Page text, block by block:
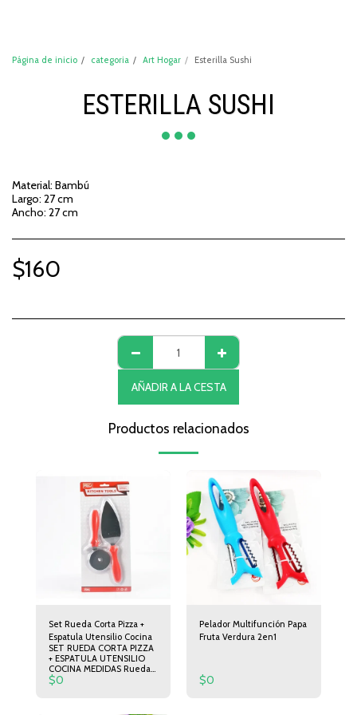
Página de inicio categoria Art Hogar Esterilla Sushi
ESTERILLA SUSHI
Material: Bambú
Largo: 27 cm
Ancho: 27 cm
$160
AÑADIR A LA CESTA
Productos relacionados
Set Rueda Corta Pizza +
Espatula Utensilio Cocina
SET RUEDA CORTA PIZZA
+ ESPATULA UTENSILIO
COCINA MEDIDAS Rueda
corta Pizza 19cm de largo
$0
Pelador Multifunción Papa
Fruta Verdura 2en1
$0